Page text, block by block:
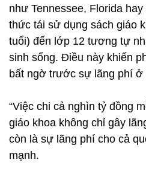
như Tennessee, Florida
thức tái sử dụng sách giáo
tuổi) đến lớp 12 tương tự
sinh sống. Điều này khiến
bất ngờ trước sự lãng phí ở
“Việc chi cả nghìn tỷ đồng
giáo khoa không chỉ gây
còn là sự lãng phí cho cả
mạnh.